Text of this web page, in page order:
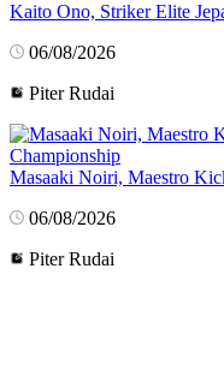
Kaito Ono, Striker Elite
06/08/2026
Piter Rudai
Masaaki Noiri, Maestro
06/08/2026
Piter Rudai